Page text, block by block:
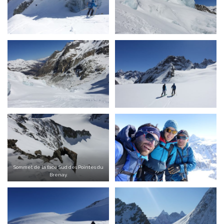
Sommet de la face Sud des Pointes du
Brenay.